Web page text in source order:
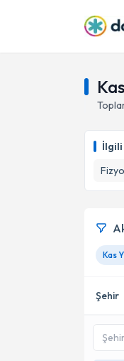
İlgili
Kas
Şehir